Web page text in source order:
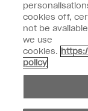
instagram
Copyright 2026, Wella
cookies off,
not be
we use
cookies.
policy